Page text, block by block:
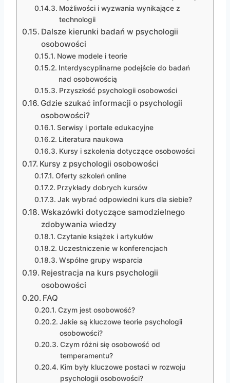
Możliwości i wyzwania wynikające z
technologii
Dalsze kierunki badań w psychologii
osobowości
Nowe modele i teorie
Interdyscyplinarne podejście do badań
nad osobowością
Przyszłość psychologii osobowości
Gdzie szukać informacji o psychologii
osobowości?
Serwisy i portale edukacyjne
Literatura naukowa
Kursy i szkolenia dotyczące osobowości
Kursy z psychologii osobowości
Oferty szkoleń online
Przykłady dobrych kursów
Jak wybrać odpowiedni kurs dla siebie?
Wskazówki dotyczące samodzielnego
zdobywania wiedzy
Czytanie książek i artykułów
Uczestniczenie w konferencjach
Wspólne grupy wsparcia
Rejestracja na kurs psychologii
osobowości
FAQ
Czym jest osobowość?
Jakie są kluczowe teorie psychologii
osobowości?
Czym różni się osobowość od
temperamentu?
Kim były kluczowe postaci w rozwoju
psychologii osobowości?